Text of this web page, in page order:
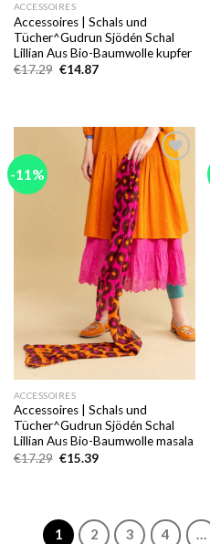
ACCESSOIRES
Accessoires | Schals und
Tücher^Gudrun Sjödén Schal
Lillian Aus Bio-Baumwolle kupfer
€17.29 Ursprünglicher
€14.87Aktueller
-11%
Add to
wishlist
ACCESSOIRES
Accessoires | Schals und
Tücher^Gudrun Sjödén Schal
Lillian Aus Bio-Baumwolle masala
€17.29 Ursprünglicher
€15.39Aktueller
1 2 3 4 …